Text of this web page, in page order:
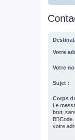
Votre
Votre
Sujet :
Corps
Le
brut,
votre